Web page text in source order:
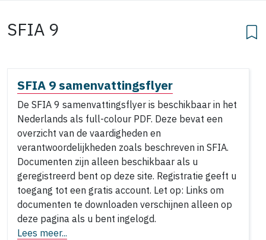
SFIA 9
SFIA 9 samenvattingsflyer
De SFIA 9 samenvattingsflyer is beschikbaar in het
Nederlands als full-colour PDF. Deze bevat een
overzicht van de vaardigheden en
verantwoordelijkheden zoals beschreven in SFIA.
Documenten zijn alleen beschikbaar als u
geregistreerd bent op deze site. Registratie geeft u
toegang tot een gratis account. Let op: Links om
documenten te downloaden verschijnen alleen op
deze pagina als u bent ingelogd.
Lees meer...